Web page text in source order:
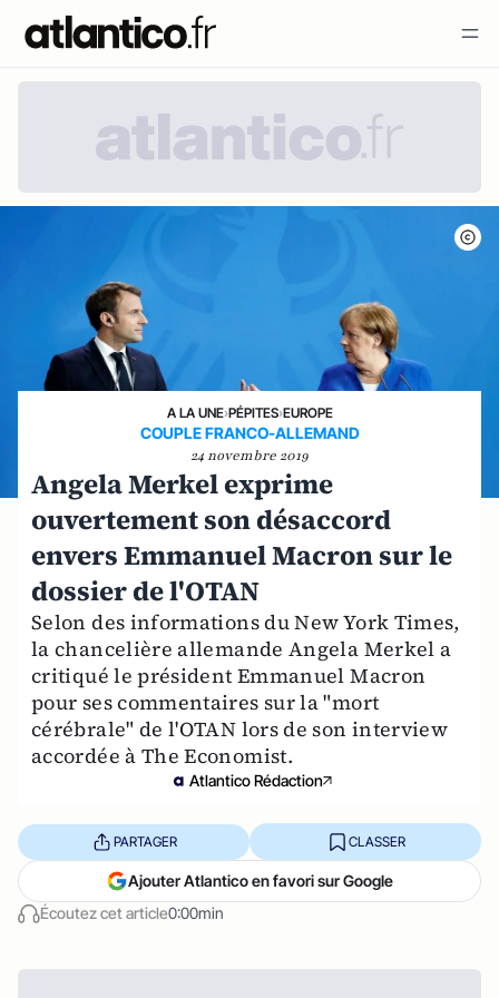
A LA UNE›PÉPITES›EUROPE
COUPLE FRANCO-ALLEMAND
24 novembre 2019
Angela Merkel exprime
ouvertement son désaccord
envers Emmanuel Macron sur le
dossier de l'OTAN
Selon des informations du New York Times,
la chancelière allemande Angela Merkel a
critiqué le président Emmanuel Macron
pour ses commentaires sur la "mort
cérébrale" de l'OTAN lors de son interview
accordée à The Economist.
Atlantico Rédaction
Écoutez cet article0:00min
PARTAGER CLASSER
Ajouter Atlantico en favori sur Google